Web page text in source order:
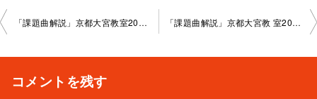
投
「課題曲解説」京都大宮教室2025-12-28-no0003-­1005 「課題曲解説」京都大宮教 室2026-01-17-no0003-­1005
コメントを残す